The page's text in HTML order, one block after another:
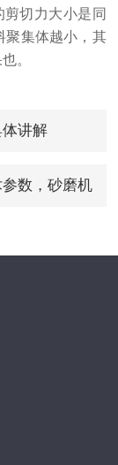
切力大小是同
聚集体越小，其
。
讲解
数，砂磨机